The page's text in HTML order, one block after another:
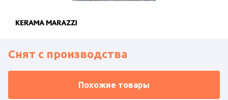
Снят с производства
Похожие товары